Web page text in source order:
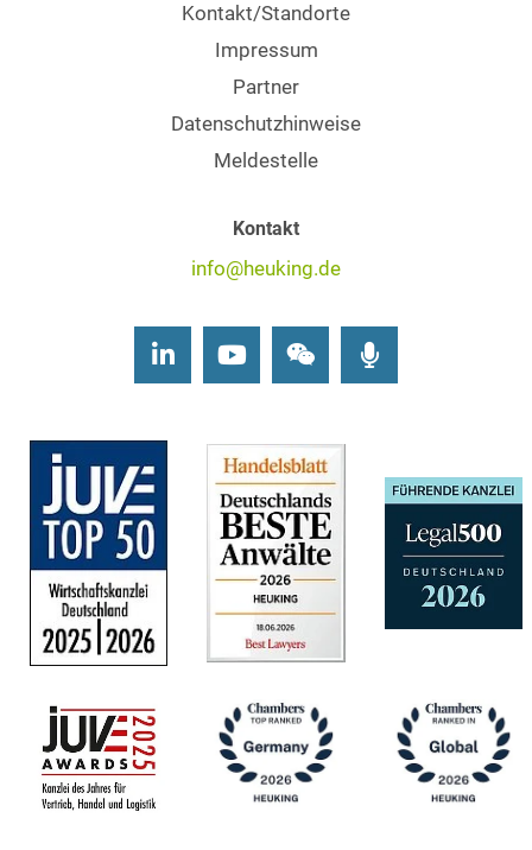
Kontakt/Standorte
Impressum
Partner
Datenschutzhinweise
Meldestelle
Kontakt
info@heuking.de
LinkedInYoutubeWechat